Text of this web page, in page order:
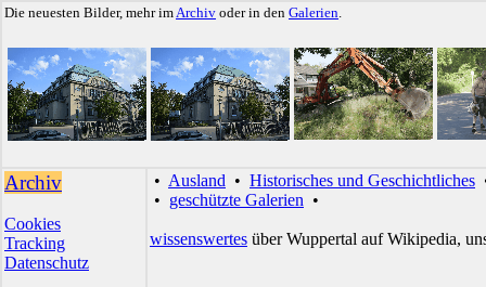
Die neuesten Bilder, mehr imArchiv oder in den Galerien.
Archiv
Cookies
Tracking
Datenschutz
• Ausland • Historisches und Geschichtliches
• geschützte Galerien •
wissenswertes über Wuppertal auf Wikipedia,